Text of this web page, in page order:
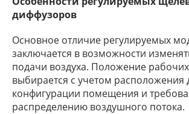
диффузоров
Основное отличие регулируемых
заключается в возможности
подачи воздуха. Положение
выбирается с учетом расположения
конфигурации помещения и
распределению воздушного потока.